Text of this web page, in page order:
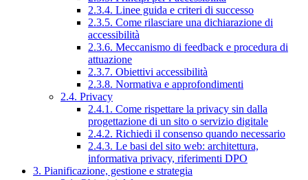
2.3.4. Linee guida e criteri di successo
2.3.5. Come rilasciare una dichiarazione di
accessibilità
2.3.6. Meccanismo di feedback e procedura di
attuazione
2.3.7. Obiettivi accessibilità
2.3.8. Normativa e approfondimenti
2.4. Privacy
2.4.1. Come rispettare la privacy sin dalla
progettazione di un sito o servizio digitale
2.4.2. Richiedi il consenso quando necessario
2.4.3. Le basi del sito web: architettura,
informativa privacy, riferimenti DPO
3. Pianificazione, gestione e strategia